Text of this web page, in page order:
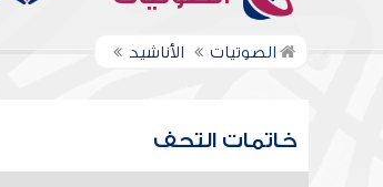
الصوتيات الأناشيد
خاتمات التحف